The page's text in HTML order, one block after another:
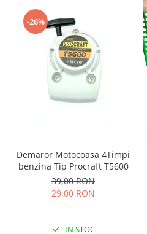
-26%
Demaror Motocoasa 4Timpi
benzina Tip Procraft T5600
39,00 RON
29,00 RON
IN STOC